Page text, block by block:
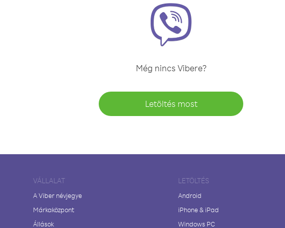
Még nincs Vibere?
Letöltés most
VÁLLALAT
A Viber névjegye
Márkaközpont
Állások
LETÖLTÉS
Android
iPhone & iPad
Windows PC